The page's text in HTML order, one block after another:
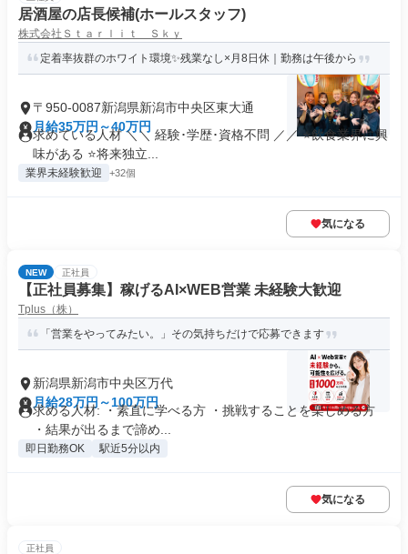
居酒屋の店長候補(ホールスタッフ)
株式会社Ｓｔａｒｌｉｔ Ｓｋｙ
定着率抜群のホワイト環境✨残業なし×月8日休｜勤務は午後から
〒950-0087新潟県新潟市中央区東大通
月給35万円～40万円
求めている人材 ＼＼ 経験･学歴･資格不問 ／／ ⭐飲食業界に興
味がある ⭐将来独立...
業界未経験歓迎 +32個
気になる
NEW 正社員
【正社員募集】稼げるAI×WEB営業 未経験大歓迎
Tplus（株）
「営業をやってみたい。」その気持ちだけで応募できます
新潟県新潟市中央区万代
月給28万円～100万円
求める人材: ・素直に学べる方 ・挑戦することを楽しめる方
・結果が出るまで諦め...
即日勤務OK 駅近5分以内
気になる
正社員